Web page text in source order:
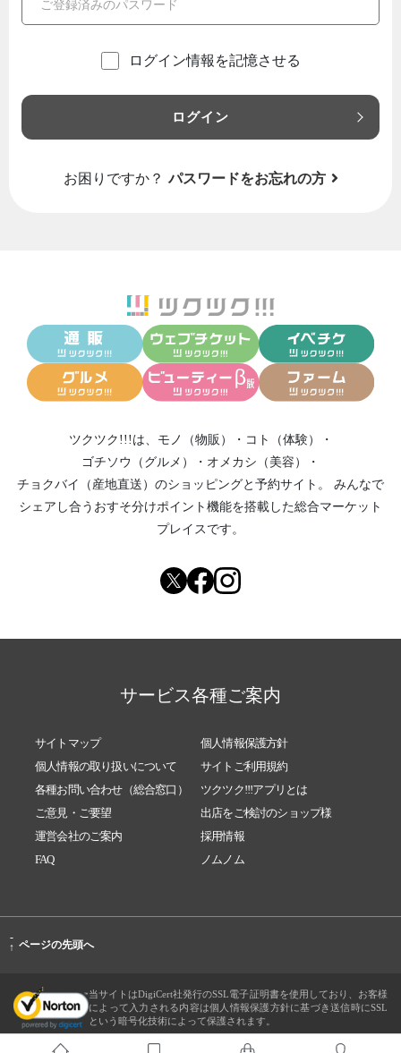
ログイン情報を記憶させる
ログイン
お困りですか？ パスワードをお忘れの方
ツクツク!!!は、 モノ（物販） ・ コト（体験）
・
ゴチソウ（グルメ）
・ オメカシ（美容）
・
チョクバイ（産地直送） のショッピングと予約サイト。
みんなで
シェアし合う おすそ分けポイント機能を搭載した総合マーケット
プレイスです。
サービス各種ご案内
サイトマップ
個人情報保護方針
個人情報の取り扱いについて
サイトご利用規約
各種お問い合わせ（総合窓口）
ツクツク!!!アプリとは
ご意見・ご要望
出店をご検討のショップ様
運営会社のご案内
採用情報
FAQ
ノムノム
-
↑ ページの先頭へ
当サイトはDigiCert社発行のSSL電子証明書を使用しており、お客様
によって入力される内容は個人情報保護方針に基づき送信時にSSL
という暗号化技術によって保護されます。